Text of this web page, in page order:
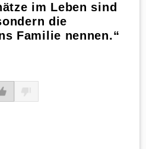
im Leben sind
die
Familie nennen.“